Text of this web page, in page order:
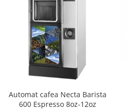
Automat cafea Necta Barista
600 Espresso 8oz-12oz